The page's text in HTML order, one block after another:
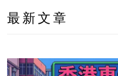
最新文章